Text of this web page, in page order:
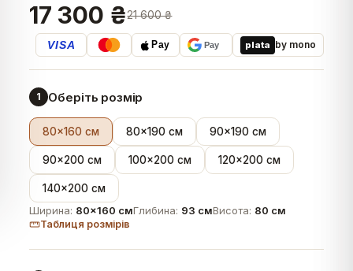
17 300 ₴21 600 ₴
VISA Pay Pay plata by mono
1 Оберіть розмір
80×160 см 80×190 см 90×190 см
90×200 см 100×200 см 120×200 см
140×200 см
Ширина: 80×160 смГлибина: 93 смВисота: 80 см
Таблиця розмірів